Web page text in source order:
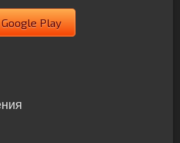
Google Play